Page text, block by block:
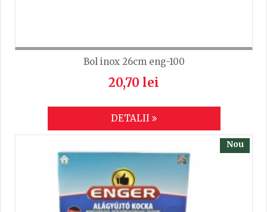
Bol inox 26cm eng-100
20,70 lei
DETALII
Nou